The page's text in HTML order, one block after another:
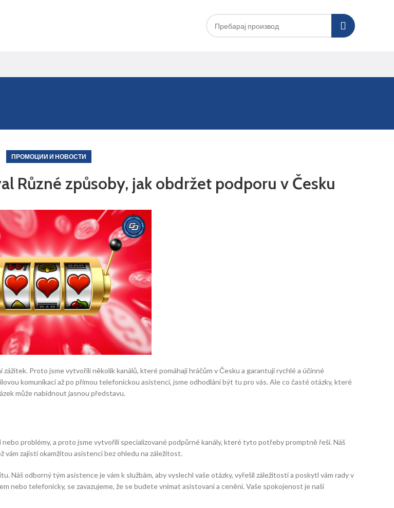
ПРОМОЦИИ И НОВОСТИ
Různé způsoby, jak obdržet podporu v Česku
Proto jsme vytvořili několik kanálů, které pomáhají hráčům v Česku a garantují rychlé a účinné
komunikaci až po přímou telefonickou asistenci, jsme odhodláni být tu pro vás. Ale co časté otázky, které
může nabídnout jasnou představu.
problémy, a proto jsme vytvořili specializované podpůrné kanály, které tyto potřeby promptně řeší. Náš
zajistí okamžitou asistenci bez ohledu na záležitost.
Náš odborný tým asistence je vám k službám, aby vyslechl vaše otázky, vyřešil záležitosti a poskytl vám rady v
nebo telefonicky, se zavazujeme, že se budete vnímat asistovaní a cenění. Vaše spokojenost je naší